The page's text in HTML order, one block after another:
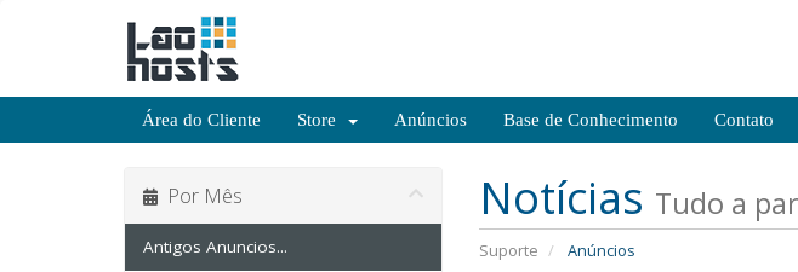
Área do Cliente Store Anúncios Base de Conhecimento Contato
Notícias Tudo a
Suporte Anúncios
Por Mês
Antigos Anuncios...